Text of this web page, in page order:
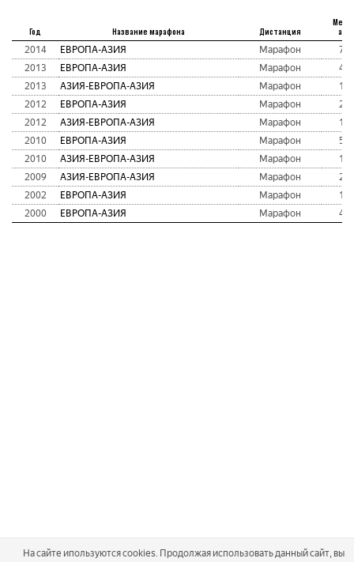
Год Название марафона Дистанция
абс
2014 ЕВРОПА-АЗИЯ Марафон
79
2013
ЕВРОПА-АЗИЯ Марафон
44
2013
АЗИЯ-ЕВРОПА-АЗИЯ Марафон
14
2012
ЕВРОПА-АЗИЯ Марафон
27
2012
АЗИЯ-ЕВРОПА-АЗИЯ Марафон
19
2010
ЕВРОПА-АЗИЯ Марафон
58
2010
АЗИЯ-ЕВРОПА-АЗИЯ Марафон
12
2009
АЗИЯ-ЕВРОПА-АЗИЯ Марафон
23
2002
ЕВРОПА-АЗИЯ Марафон
14
2000
ЕВРОПА-АЗИЯ Марафон 45
На сайте ипользуются cookies. Продолжая использовать данный сайт, вы